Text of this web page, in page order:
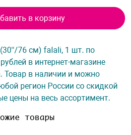
в корзину
76 см) falali, 1 шт. по
в интернет-магазине
Товар в наличии и можно
регион России со скидкой
цены на весь ассортимент.
товары